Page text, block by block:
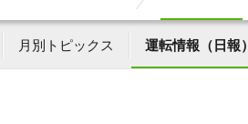
月別トピックス 運転情報（日報）